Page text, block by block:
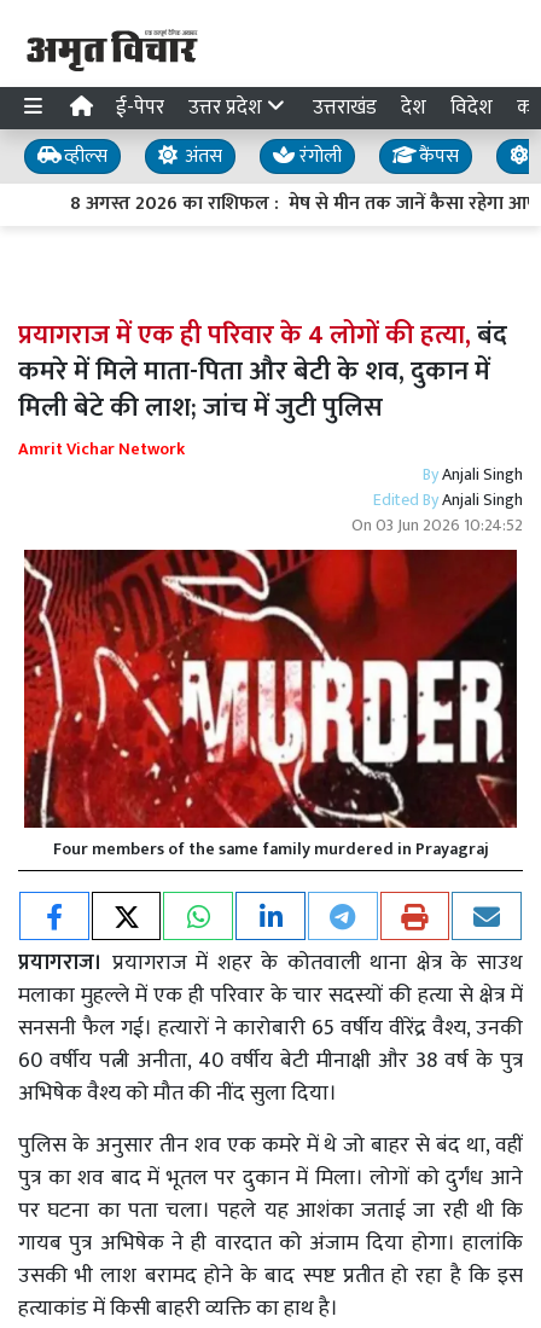
ई-पेपर उत्तर प्रदेश उत्तराखंड देश विदेश
व्हील्स अंतस रंगोली कैंपस
8 अगस्त 2026 का राशिफल : मेष से मीन तक जानें कैसा रहेगा
प्रयागराज में एक ही परिवार के 4 लोगों की हत्या,बंद
कमरे में मिले माता-पिता और बेटी के शव, दुकान में
मिली बेटे की लाश; जांच में जुटी पुलिस
Amrit Vichar Network
ByAnjali Singh
Edited ByAnjali Singh
On03 Jun 2026 10:24:52
Four members of the same family murdered in Prayagraj
प्रयागराज। प्रयागराज में शहर के कोतवाली थाना क्षेत्र के साउथ
मलाका मुहल्ले में एक ही परिवार के चार सदस्यों की हत्या से क्षेत्र में
सनसनी फैल गई। हत्यारों ने कारोबारी 65 वर्षीय वीरेंद्र वैश्य, उनकी
60 वर्षीय पत्नी अनीता, 40 वर्षीय बेटी मीनाक्षी और 38 वर्ष के पुत्र
अभिषेक वैश्य को मौत की नींद सुला दिया।
पुलिस के अनुसार तीन शव एक कमरे में थे जो बाहर से बंद था, वहीं
पुत्र का शव बाद में भूतल पर दुकान में मिला। लोगों को दुर्गंध आने
पर घटना का पता चला। पहले यह आशंका जताई जा रही थी कि
गायब पुत्र अभिषेक ने ही वारदात को अंजाम दिया होगा। हालांकि
उसकी भी लाश बरामद होने के बाद स्पष्ट प्रतीत हो रहा है कि इस
हत्याकांड में किसी बाहरी व्यक्ति का हाथ है।